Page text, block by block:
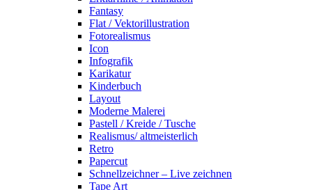
Fantasy
Flat / Vektorillustration
Fotorealismus
Icon
Infografik
Karikatur
Kinderbuch
Layout
Moderne Malerei
Pastell / Kreide / Tusche
Realismus/ altmeisterlich
Retro
Papercut
Schnellzeichner – Live zeichnen
Tape Art